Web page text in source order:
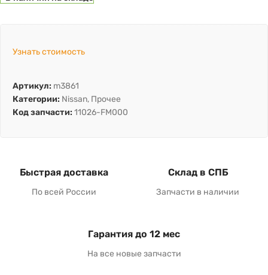
Узнать стоимость
Артикул: m3861
Категории: Nissan, Прочее
Код запчасти: 11026-FM000
Быстрая доставка
По всей России
Склад в СПБ
Запчасти в наличии
Гарантия до 12 мес
На все новые запчасти